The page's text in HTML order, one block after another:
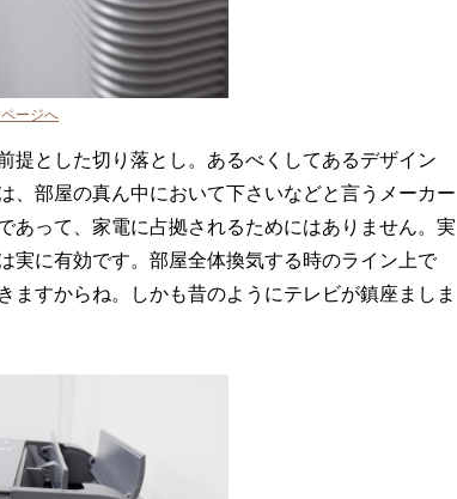
ージへ
とした切り落とし。あるべくしてあるデザイン
、部屋の真ん中において下さいなどと言うメーカー
あって、家電に占拠されるためにはありません。実
実に有効です。部屋全体換気する時のライン上で
ますからね。しかも昔のようにテレビが鎮座ましま